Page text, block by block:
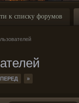
к списку форумов
»